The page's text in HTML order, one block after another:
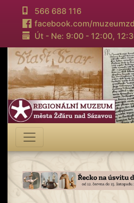
566 688 116
facebook.com/
Út - Ne: 9:00 - 12:00,